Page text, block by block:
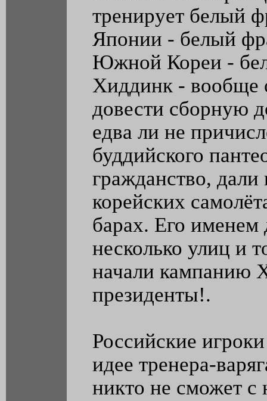
тренирует белый
Японии - белый
Южной Кореи -
Хиддинк - вообще
довести сборную
едва ли не
буддийского
гражданство, дали
корейских
барах. Его именем
несколько улиц и
начали кампанию
президенты!.
Российские
идее тренера-
никто не сможет с